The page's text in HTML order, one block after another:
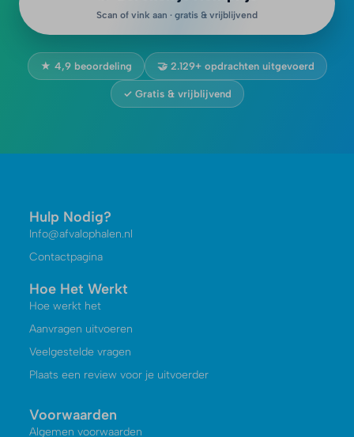
Scan of vink aan · gratis & vrijblijvend
★ 4,9 beoordeling 🤝 2.129+ opdrachten uitgevoerd
✓ Gratis & vrijblijvend
Hulp Nodig?
Info@afvalophalen.nl
Contactpagina
Hoe Het Werkt
Hoe werkt het
Aanvragen uitvoeren
Veelgestelde vragen
Plaats een review voor je uitvoerder
Voorwaarden
Algemen voorwaarden